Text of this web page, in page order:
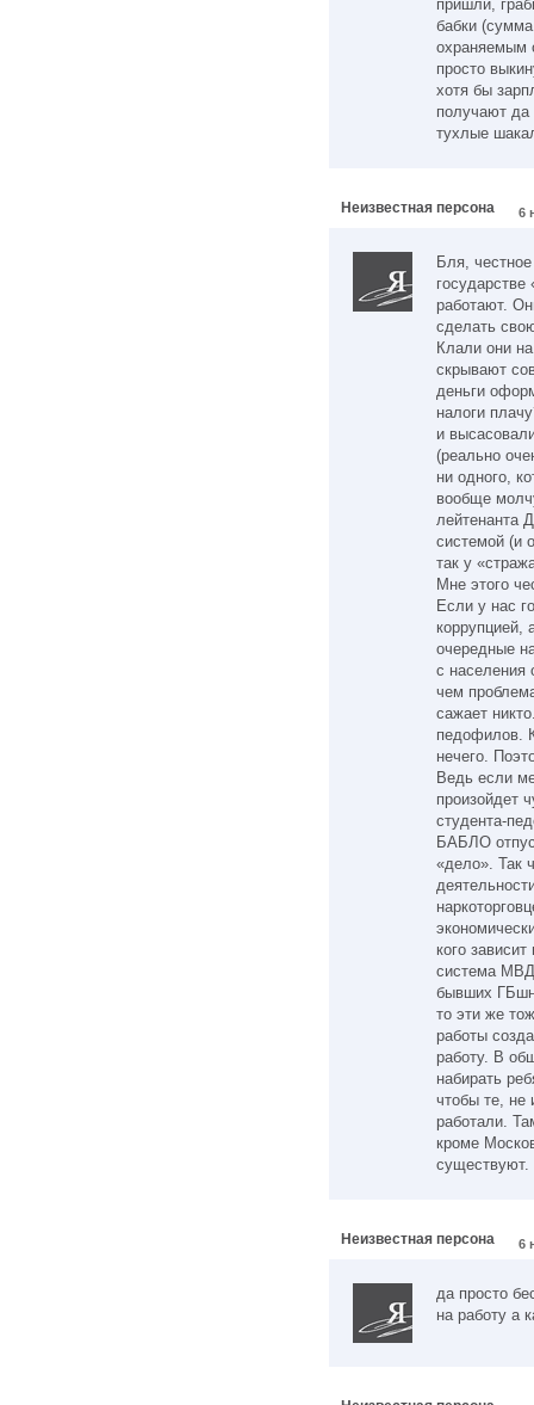
пришли,
бабки
охраняемым
просто
хотя бы
получают да
тухлые
Неизвестная персона 6
Бля,
работают.
сделать
Клали они
скрывают
деньги
налоги
и
(реально
ни одного,
вообще
лейтенанта
системой (и
так у
Мне этого
Если у нас
коррупцией,
очередные
с населения
чем
сажает
педофилов.
нечего.
Ведь если
произойдет
студента-
БАБЛО
«дело». Так
кого
система МВД
бывших
то эти же
работы
работу. В
набирать
чтобы те, не
работали.
кроме
существуют.
Неизвестная персона 6
да просто
на работу а